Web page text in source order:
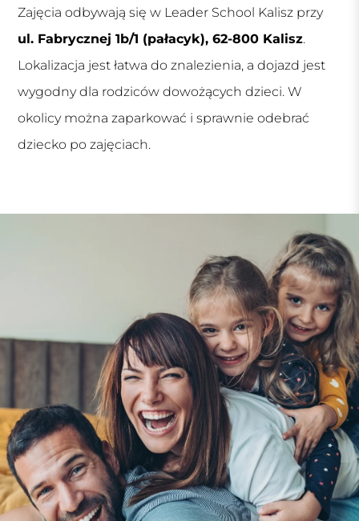
Zajęcia odbywają się w Leader School Kalisz przy
ul. Fabrycznej 1b/1 (pałacyk), 62-800 Kalisz.
Lokalizacja jest łatwa do znalezienia, a dojazd jest
wygodny dla rodziców dowożących dzieci. W
okolicy można zaparkować i sprawnie odebrać
dziecko po zajęciach.